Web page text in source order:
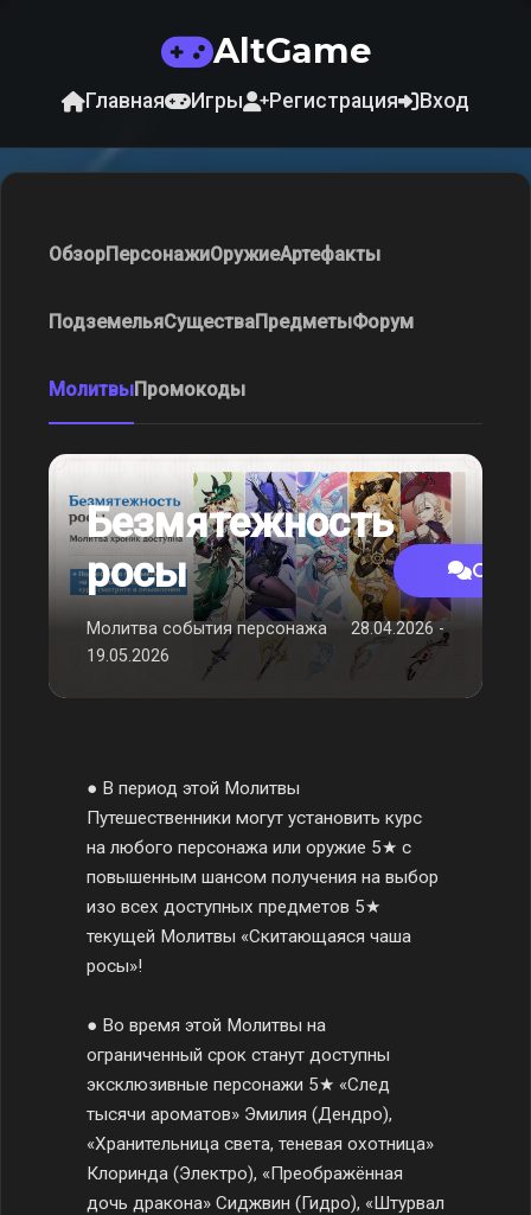
AltGame
Главная Игры Регистрация Вход
ОбзорПерсонажиОружиеАртефакты
ПодземельяСуществаПредметыФорум
МолитвыПромокоды
Безмятежность
росы
Молитва события персонажа
28.04.2026 -
19.05.2026
● В период этой Молитвы
Путешественники могут установить курс
на любого персонажа или оружие 5★ с
повышенным шансом получения на выбор
изо всех доступных предметов 5★
текущей Молитвы «Скитающаяся чаша
росы»!
● Во время этой Молитвы на
ограниченный срок станут доступны
эксклюзивные персонажи 5★ «След
тысячи ароматов» Эмилия (Дендро),
«Хранительница света, теневая охотница»
Клоринда (Электро), «Преображённая
дочь дракона» Сиджвин (Гидро), «Штурвал